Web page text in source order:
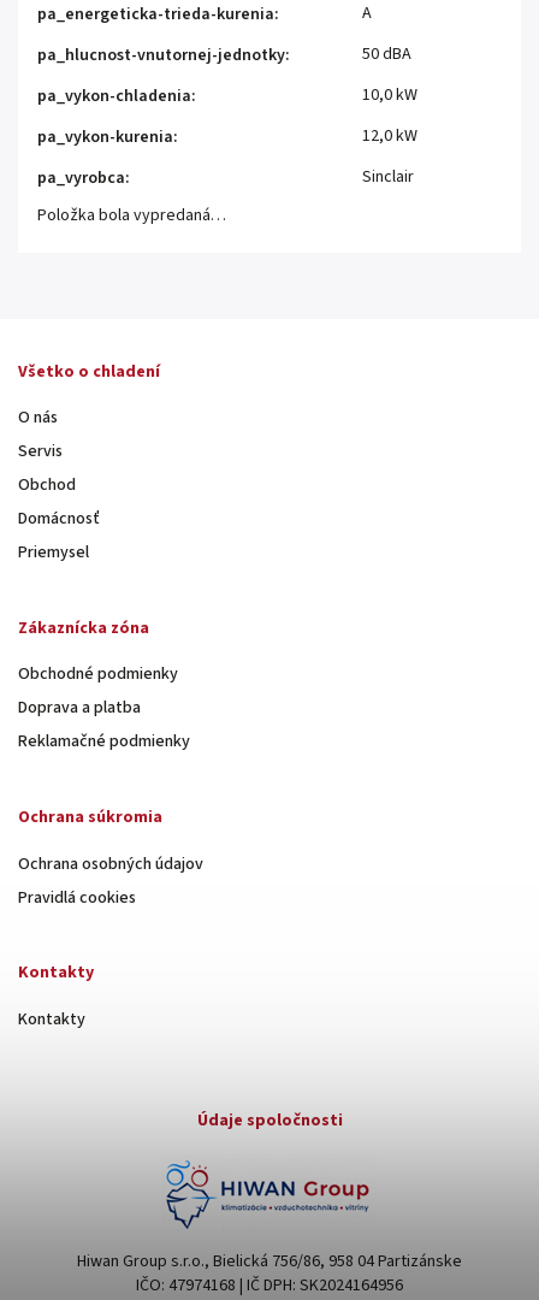
pa_energeticka-trieda-kurenia:
A
pa_hlucnost-vnutornej-jednotky:
50 dBA
pa_vykon-chladenia:
10,0 kW
pa_vykon-kurenia:
12,0 kW
pa_vyrobca:
Sinclair
Položka bola vypredaná…
Všetko o chladení
O nás
Servis
Obchod
Domácnosť
Priemysel
Zákaznícka zóna
Obchodné podmienky
Doprava a platba
Reklamačné podmienky
Ochrana súkromia
Ochrana osobných údajov
Pravidlá cookies
Kontakty
Kontakty
Údaje spoločnosti
Hiwan Group s.r.o., Bielická 756/86, 958 04 Partizánske
IČO: 47974168 | IČ DPH: SK2024164956